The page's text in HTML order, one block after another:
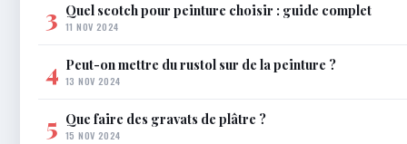
3 Quel scotch pour peinture choisir : guide complet
11 NOV 2024
4 Peut-on mettre du rustol sur de la peinture ?
13 NOV 2024
5 Que faire des gravats de plâtre ?
15 NOV 2024